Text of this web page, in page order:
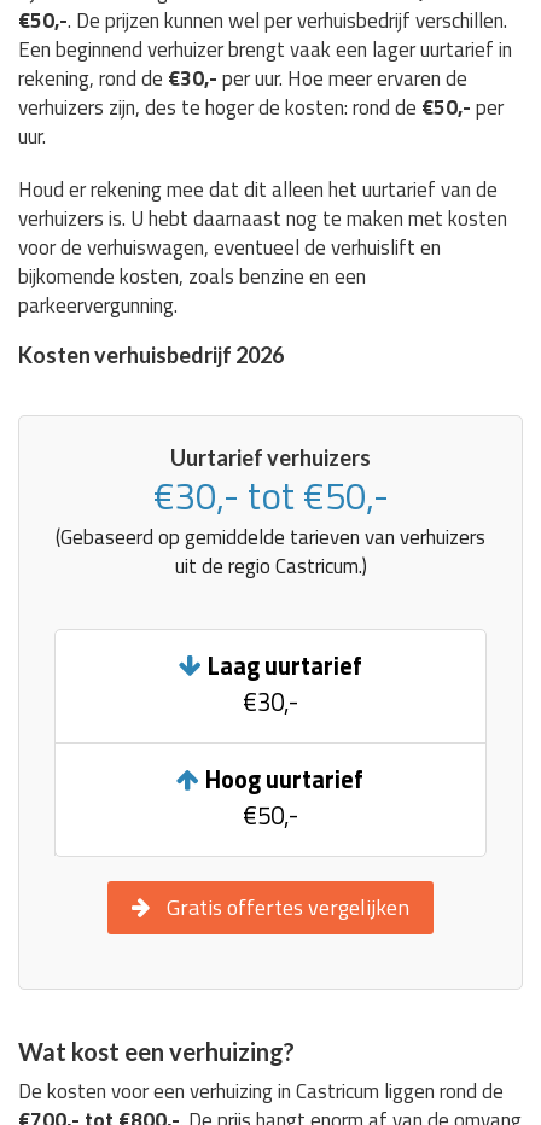
€50,-. De prijzen kunnen wel per verhuisbedrijf verschillen.
Een beginnend verhuizer brengt vaak een lager uurtarief in
rekening, rond de €30,-per uur. Hoe meer ervaren de
verhuizers zijn, des te hoger de kosten: rond de €50,-per
uur.
Houd er rekening mee dat dit alleen het uurtarief van de
verhuizers is. U hebt daarnaast nog te maken met kosten
voor de verhuiswagen, eventueel de verhuislift en
bijkomende kosten, zoals benzine en een
parkeervergunning.
Kosten verhuisbedrijf 2026
Uurtarief verhuizers
€30,- tot €50,-
(Gebaseerd op gemiddelde tarieven van verhuizers
uit de regio Castricum.)
Laag uurtarief
€30,-
Hoog uurtarief
€50,-
Gratis offertes vergelijken
Wat kost een verhuizing?
De kosten voor een verhuizing in Castricum liggen rond de